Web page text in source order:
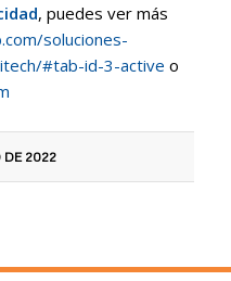
, puedes ver más
soluciones-
#tab-id-3-active o
DE 2022